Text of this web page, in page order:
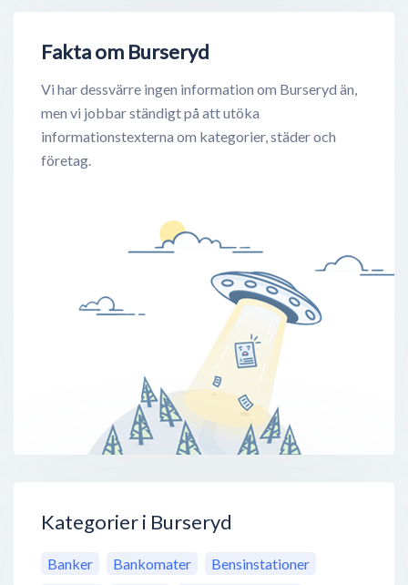
Fakta om Burseryd
Vi har dessvärre ingen information om Burseryd än,
men vi jobbar ständigt på att utöka
informationstexterna om kategorier, städer och
företag.
Kategorier i Burseryd
Banker Bankomater
Bensinstationer